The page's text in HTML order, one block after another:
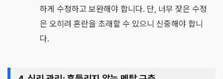
하게 수정하고 보완해야 합니다. 단, 너무 잦은 수정
은 오히려 혼란을 초래할 수 있으니 신중해야 합니
다.